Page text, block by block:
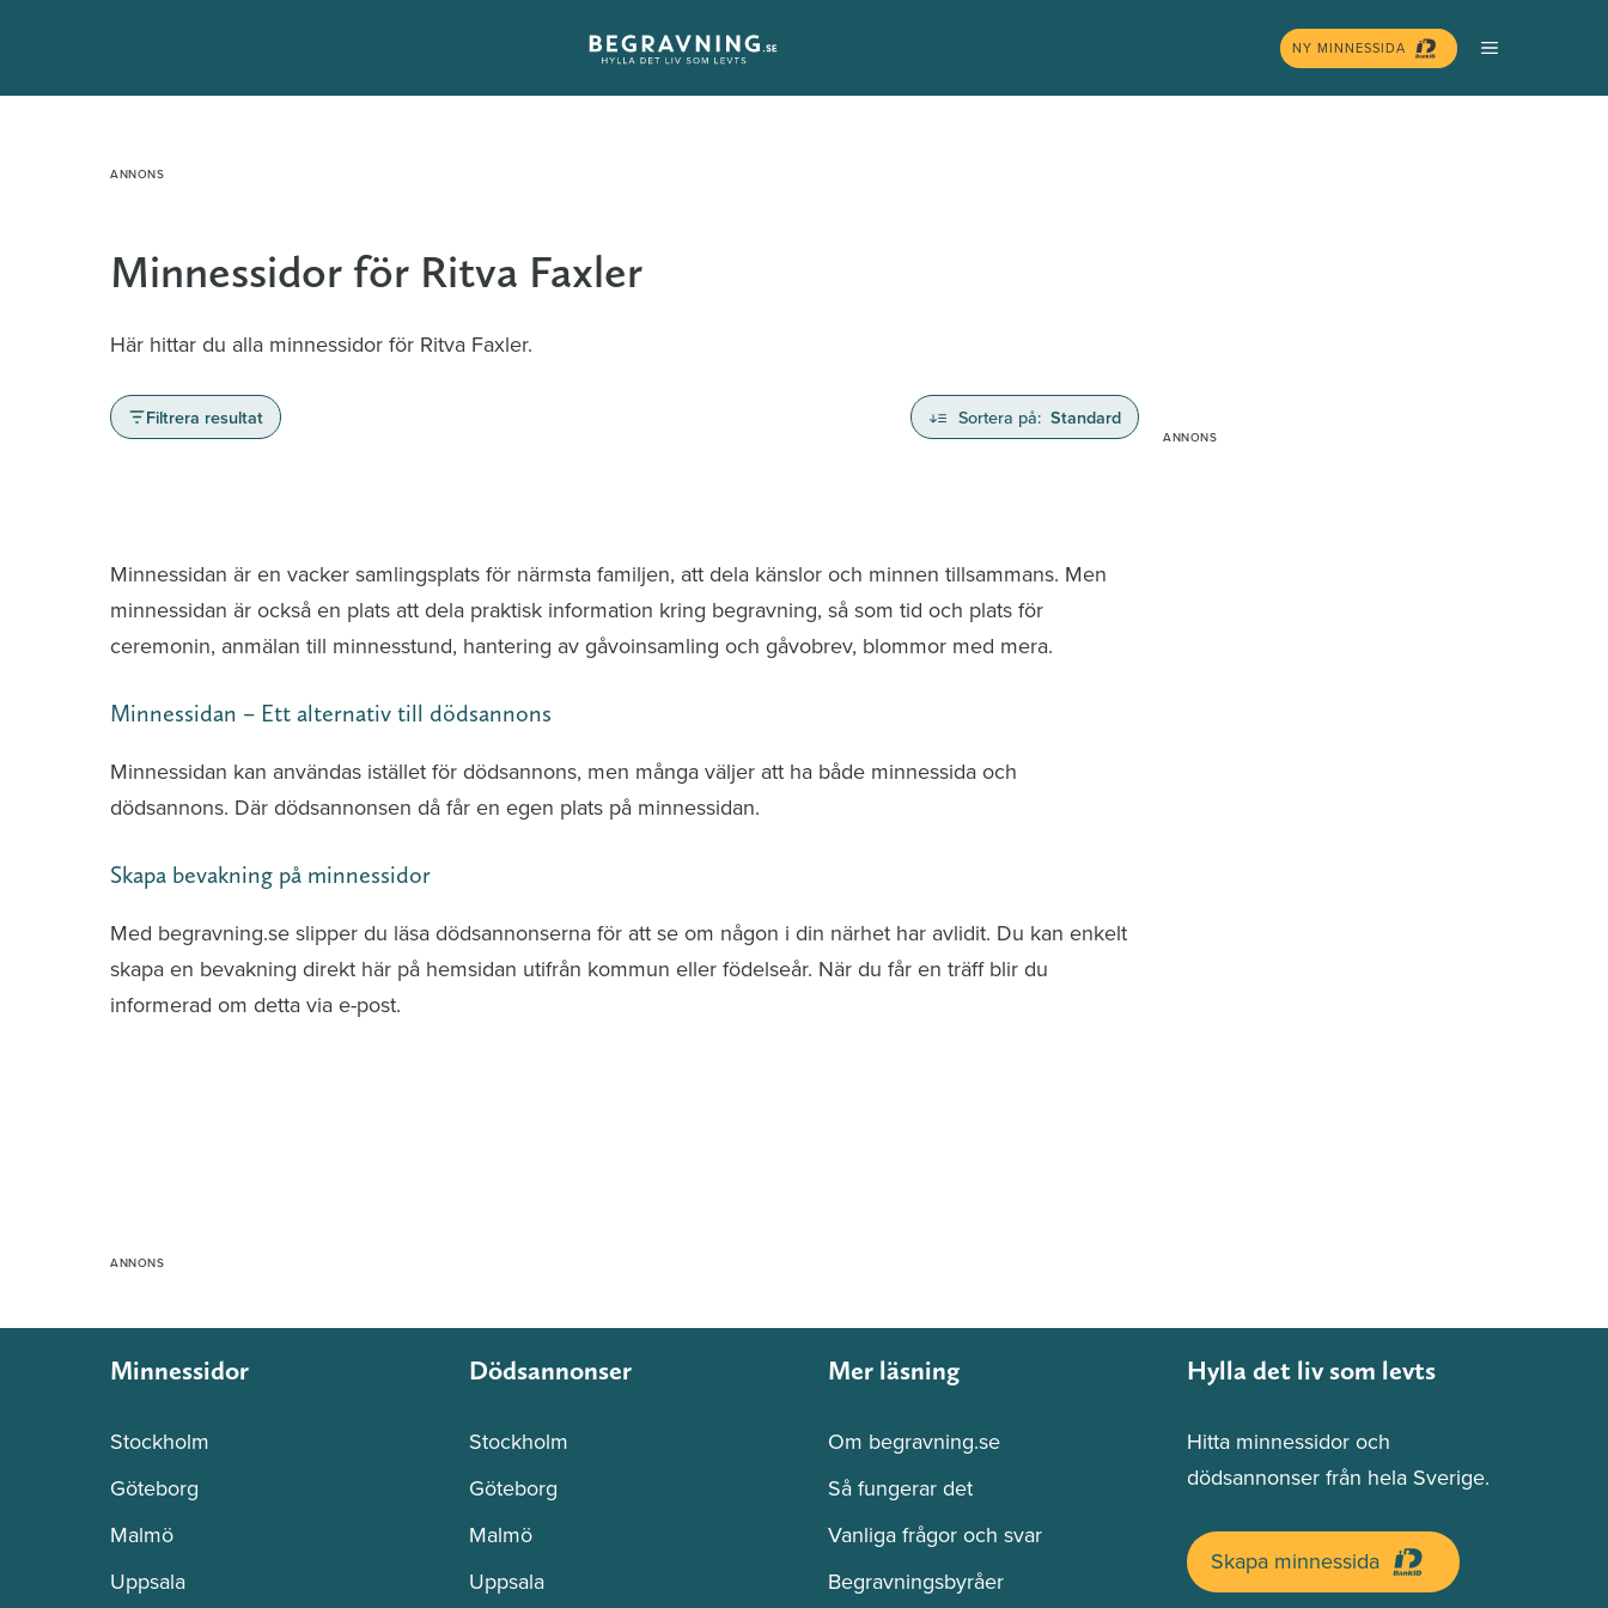
innehåll
NY MINNESSIDA MENY
Minnessidor för Ritva Faxler
Här hittar du alla minnessidor för Ritva Faxler.
Filtrera resultat Sortera på: Standard
Minnessidan är en vacker samlingsplats för närmsta familjen, att dela känslor och minnen tillsammans. Men
minnessidan är också en plats att dela praktisk information kring begravning, så som tid och plats för
ceremonin, anmälan till minnesstund, hantering av gåvoinsamling och gåvobrev, blommor med mera.
Minnessidan – Ett alternativ till dödsannons
Minnessidan kan användas istället för dödsannons, men många väljer att ha både minnessida och
dödsannons. Där dödsannonsen då får en egen plats på minnessidan.
Skapa bevakning på minnessidor
Med begravning.se slipper du läsa dödsannonserna för att se om någon i din närhet har avlidit. Du kan enkelt
skapa en bevakning direkt här på hemsidan utifrån kommun eller födelseår. När du får en träff blir du
informerad om detta via e-post.
Minnessidor
Stockholm
Göteborg
Malmö
Uppsala
Dödsannonser
Stockholm
Göteborg
Malmö
Uppsala
Mer läsning
Om begravning.se
Så fungerar det
Vanliga frågor och svar
Begravningsbyråer
Hylla det liv som levts
Hitta minnessidor och
dödsannonser från hela Sverige.
Skapa minnessida